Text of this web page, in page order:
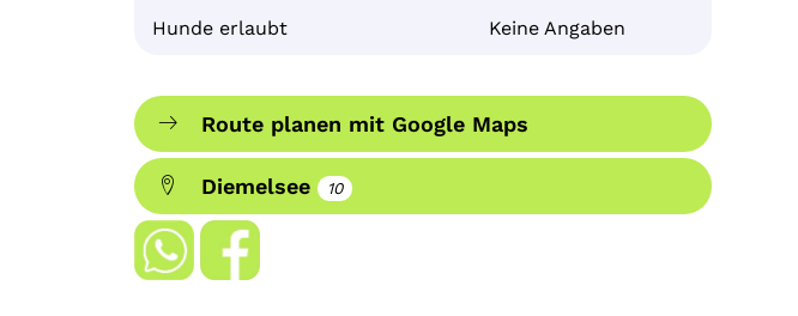
Hunde erlaubt
Keine Angaben
Route planen mit Google Maps
Diemelsee 10